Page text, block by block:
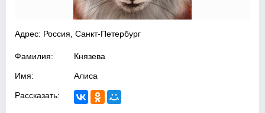
Адрес: Россия, Санкт-Петербург
Фамилия: Князева
Имя: Алиса
Рассказать: